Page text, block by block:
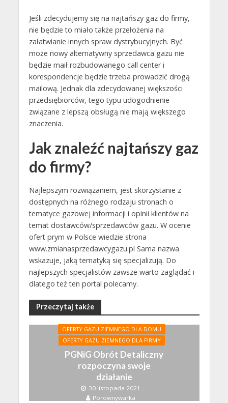
Jeśli zdecydujemy się na najtańszy gaz do firmy,
nie będzie to miało także przełożenia na
załatwianie innych spraw dystrybucyjnych. Być
może nowy alternatywny sprzedawca gazu nie
będzie maił rozbudowanego call center i
korespondencje będzie trzeba prowadzić drogą
mailową. Jednak dla zdecydowanej większości
przedsiębiorców, tego typu udogodnienie
związane z lepszą obsługą nie mają większego
znaczenia.
Jak znaleźć najtańszy gaz
do firmy?
Najlepszym rozwiązaniem, jest skorzystanie z
dostępnych na różnego rodzaju stronach o
tematyce gazowej informacji i opinii klientów na
temat dostawców/sprzedawców gazu. W ocenie
ofert prym w Polsce wiedzie strona
www.zmianasprzedawcygazu.pl Sama nazwa
wskazuje, jaką tematyką się specjalizują. Do
najlepszych specjalistów zawsze warto zaglądać i
dlatego też ten portal polecamy.
Przeczytaj także
OFERTY GAZU ZIEMNEGO DLA DOMU
OFERTY GAZU ZIEMNEGO DLA FIRMY
PGNiG Obrót Detaliczny
rozpoczyna swoje
działanie
30 listopada 2021
Porownywarka